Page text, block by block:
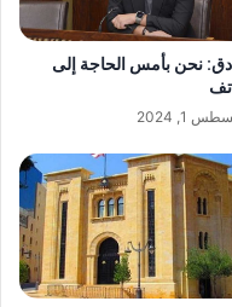
نحن بأمس الحاجة إلى
1, 2024